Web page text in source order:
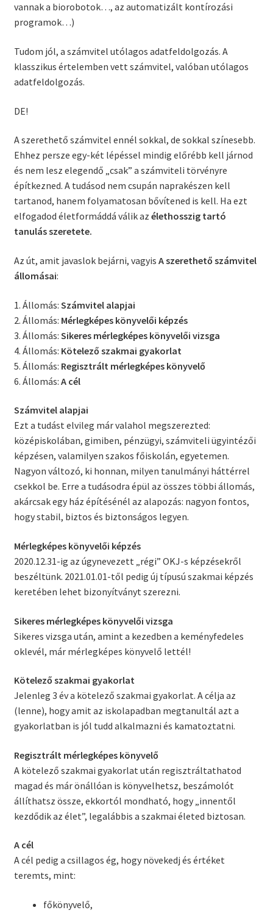
vannak a biorobotok…, az automatizált kontírozási
programok…)
Tudom jól, a számvitel utólagos adatfeldolgozás. A
klasszikus értelemben vett számvitel, valóban utólagos
adatfeldolgozás.
DE!
A szerethető számvitel ennél sokkal, de sokkal színesebb.
Ehhez persze egy-két lépéssel mindig előrébb kell járnod
és nem lesz elegendő „csak” a számviteli törvényre
építkezned. A tudásod nem csupán naprakészen kell
tartanod, hanem folyamatosan bővítened is kell. Ha ezt
elfogadod életformáddá válik az élethosszig tartó
tanulás szeretete.
Az út, amit javaslok bejárni, vagyis A szerethető számvitel
állomásai:
1. Állomás: Számvitel alapjai
2. Állomás: Mérlegképes könyvelői képzés
3. Állomás: Sikeres mérlegképes könyvelői vizsga
4. Állomás: Kötelező szakmai gyakorlat
5. Állomás: Regisztrált mérlegképes könyvelő
6. Állomás: A cél
Számvitel alapjai
Ezt a tudást elvileg már valahol megszerezted:
középiskolában, gimiben, pénzügyi, számviteli ügyintézői
képzésen, valamilyen szakos főiskolán, egyetemen.
Nagyon változó, ki honnan, milyen tanulmányi háttérrel
csekkol be. Erre a tudásodra épül az összes többi állomás,
akárcsak egy ház építésénél az alapozás: nagyon fontos,
hogy stabil, biztos és biztonságos legyen.
Mérlegképes könyvelői képzés
2020.12.31-ig az úgynevezett „régi” OKJ-s képzésekről
beszéltünk. 2021.01.01-től pedig új típusú szakmai képzés
keretében lehet bizonyítványt szerezni.
Sikeres mérlegképes könyvelői vizsga
Sikeres vizsga után, amint a kezedben a keményfedeles
oklevél, már mérlegképes könyvelő lettél!
Kötelező szakmai gyakorlat
Jelenleg 3 év a kötelező szakmai gyakorlat. A célja az
(lenne), hogy amit az iskolapadban megtanultál azt a
gyakorlatban is jól tudd alkalmazni és kamatoztatni.
Regisztrált mérlegképes könyvelő
A kötelező szakmai gyakorlat után regisztráltathatod
magad és már önállóan is könyvelhetsz, beszámolót
állíthatsz össze, ekkortól mondható, hogy „innentől
kezdődik az élet”, legalábbis a szakmai életed biztosan.
A cél
A cél pedig a csillagos ég, hogy növekedj és értéket
teremts, mint:
főkönyvelő,